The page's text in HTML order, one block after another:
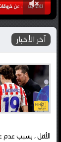
آخر الأخبار
الأقل ، بسبب